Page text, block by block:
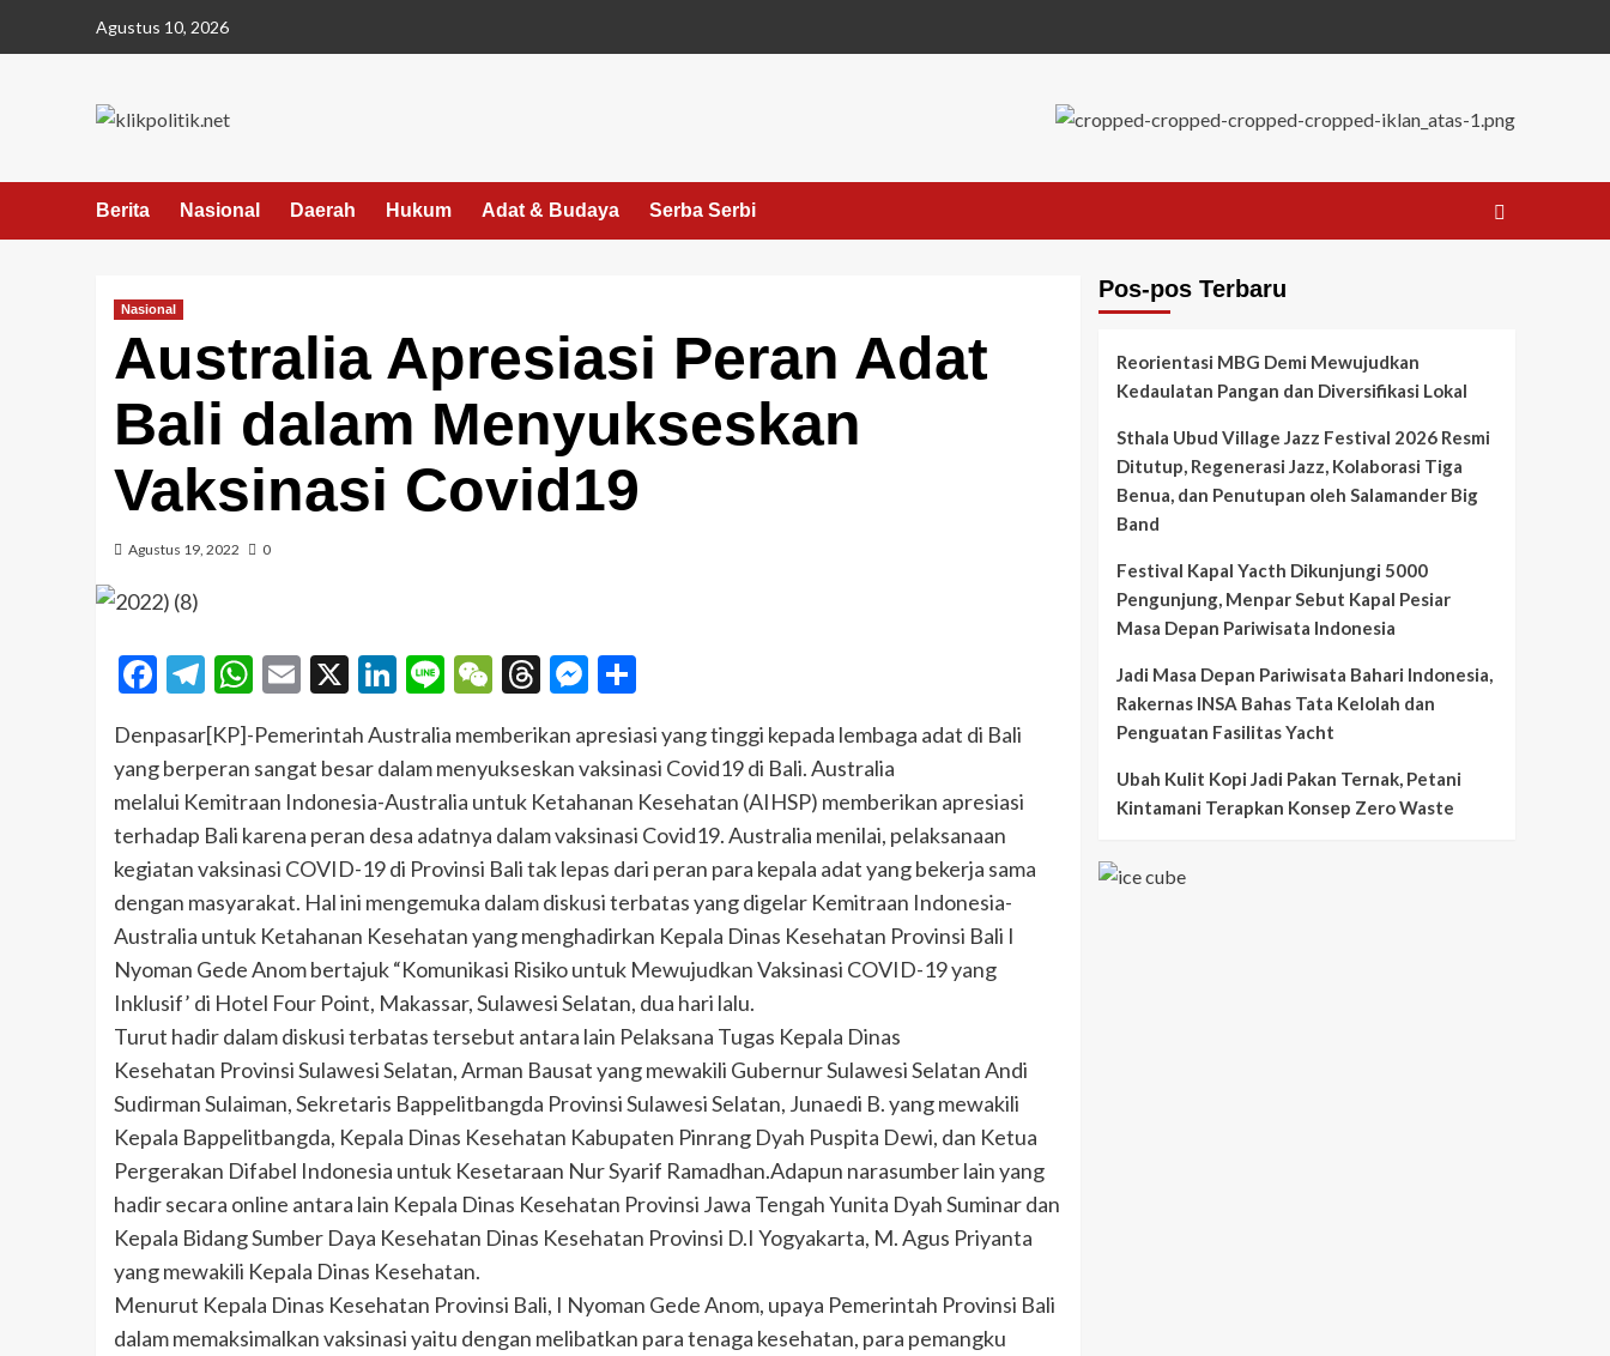
Agustus 10, 2026
Berita Nasional Daerah Hukum Adat & Budaya Serba Serbi
Nasional
Australia Apresiasi Peran Adat
Bali dalam Menyukseskan
Vaksinasi Covid19
Agustus 19, 2022 0
Facebook
Telegram
WhatsApp
Email
X LinkedIn
LineWeChat
Threads
Messenger
Share
Denpasar[KP]-Pemerintah Australia memberikan apresiasi yang tinggi kepada lembaga adat di Bali
yang berperan sangat besar dalam menyukseskan vaksinasi Covid19 di Bali. Australia
melalui Kemitraan Indonesia-Australia untuk Ketahanan Kesehatan (AIHSP) memberikan apresiasi
terhadap Bali karena peran desa adatnya dalam vaksinasi Covid19. Australia menilai, pelaksanaan
kegiatan vaksinasi COVID-19 di Provinsi Bali tak lepas dari peran para kepala adat yang bekerja sama
dengan masyarakat. Hal ini mengemuka dalam diskusi terbatas yang digelar Kemitraan Indonesia-
Australia untuk Ketahanan Kesehatan yang menghadirkan Kepala Dinas Kesehatan Provinsi Bali I
Nyoman Gede Anom bertajuk “Komunikasi Risiko untuk Mewujudkan Vaksinasi COVID-19 yang
Inklusif’ di Hotel Four Point, Makassar, Sulawesi Selatan, dua hari lalu.
Turut hadir dalam diskusi terbatas tersebut antara lain Pelaksana Tugas Kepala Dinas
Kesehatan Provinsi Sulawesi Selatan, Arman Bausat yang mewakili Gubernur Sulawesi Selatan Andi
Sudirman Sulaiman, Sekretaris Bappelitbangda Provinsi Sulawesi Selatan, Junaedi B. yang mewakili
Kepala Bappelitbangda, Kepala Dinas Kesehatan Kabupaten Pinrang Dyah Puspita Dewi, dan Ketua
Pergerakan Difabel Indonesia untuk Kesetaraan Nur Syarif Ramadhan.Adapun narasumber lain yang
hadir secara online antara lain Kepala Dinas Kesehatan Provinsi Jawa Tengah Yunita Dyah Suminar dan
Kepala Bidang Sumber Daya Kesehatan Dinas Kesehatan Provinsi D.I Yogyakarta, M. Agus Priyanta
yang mewakili Kepala Dinas Kesehatan.
Menurut Kepala Dinas Kesehatan Provinsi Bali, I Nyoman Gede Anom, upaya Pemerintah Provinsi Bali
dalam memaksimalkan vaksinasi yaitu dengan melibatkan para tenaga kesehatan, para pemangku
Pos-pos Terbaru
Reorientasi MBG Demi Mewujudkan
Kedaulatan Pangan dan Diversifikasi Lokal
Sthala Ubud Village Jazz Festival 2026 Resmi
Ditutup, Regenerasi Jazz, Kolaborasi Tiga
Benua, dan Penutupan oleh Salamander Big
Band
Festival Kapal Yacth Dikunjungi 5000
Pengunjung, Menpar Sebut Kapal Pesiar
Masa Depan Pariwisata Indonesia
Jadi Masa Depan Pariwisata Bahari Indonesia,
Rakernas INSA Bahas Tata Kelolah dan
Penguatan Fasilitas Yacht
Ubah Kulit Kopi Jadi Pakan Ternak, Petani
Kintamani Terapkan Konsep Zero Waste